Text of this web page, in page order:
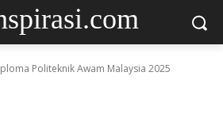
Politeknik Awam Malaysia 2025